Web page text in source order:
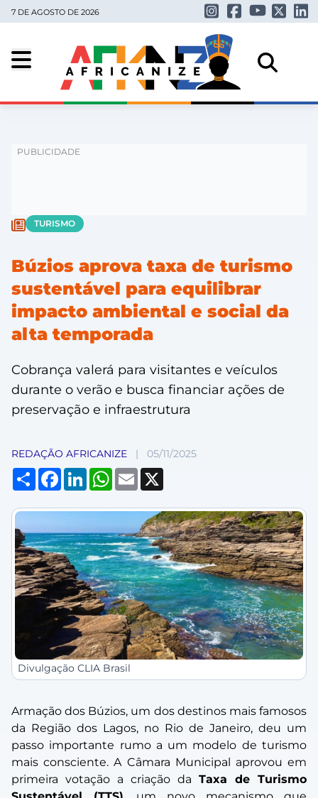
7 DE AGOSTO DE 2026
TURISMO
Búzios aprova taxa de turismo
sustentável para equilibrar
impacto ambiental e social da
alta temporada
Cobrança valerá para visitantes e veículos
durante o verão e busca financiar ações de
preservação e infraestrutura
REDAÇÃO AFRICANIZE | 05/11/2025
Compartilhar
Facebook
LinkedInWhatsApp
Email
Divulgação CLIA Brasil
Armação dos Búzios, um dos destinos mais famosos
da Região dos Lagos, no Rio de Janeiro, deu um
passo importante rumo a um modelo de turismo
mais consciente. A Câmara Municipal aprovou em
primeira votação a criação da Taxa de Turismo